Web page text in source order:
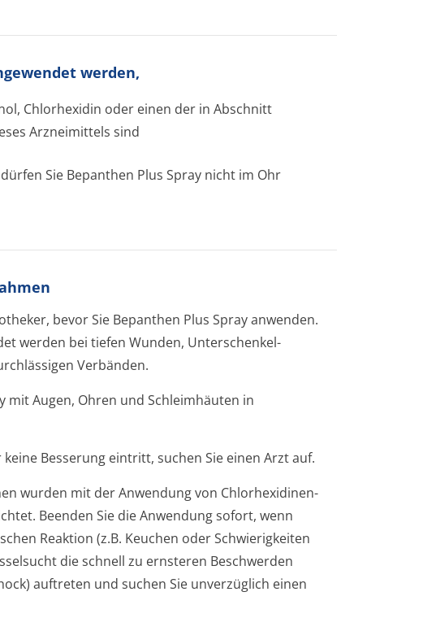
werden,
Chlorhexidin oder einen der in Abschnitt
Arzneimittels sind
Sie Bepanthen Plus Spray nicht im Ohr
bevor Sie Bepanthen Plus Spray anwenden.
werden bei tiefen Wunden, Unterschenkel­
Verbänden.
mit Augen, Ohren und Schleimhäuten in
Besserung eintritt, suchen Sie einen Arzt auf.
wurden mit der Anwendung von Chlorhexidinen­
Beenden Sie die Anwendung sofort, wenn
Reaktion (z.B. Keuchen oder Schwierigkeiten
die schnell zu ernsteren Beschwerden
auftreten und suchen Sie unverzüglich einen